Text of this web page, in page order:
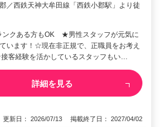
／西鉄天神大牟田線「西鉄小郡駅」より徒
ンクある方もOK ★男性スタッフが元気に
います！☆現在非正規で、正職員をお考え
客経験を活かしているスタッフもい…
詳細を見る
更新日： 2026/07/13 掲載終了日： 2027/04/02